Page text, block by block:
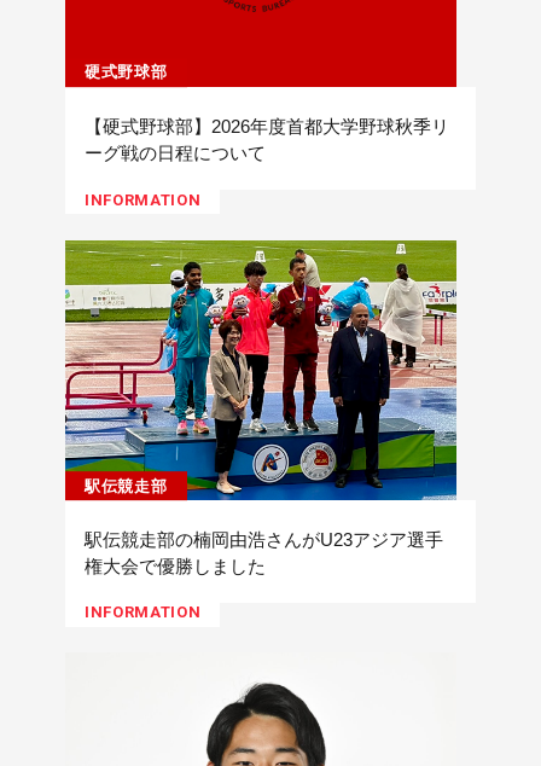
硬式野球部
【硬式野球部】2026年度首都大学野球秋季リ
ーグ戦の日程について
INFORMATION
駅伝競走部
駅伝競走部の楠岡由浩さんがU23アジア選手
権大会で優勝しました
INFORMATION